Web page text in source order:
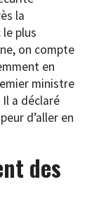
la
le plus
on compte
en
ministre
a déclaré
d’aller en
des